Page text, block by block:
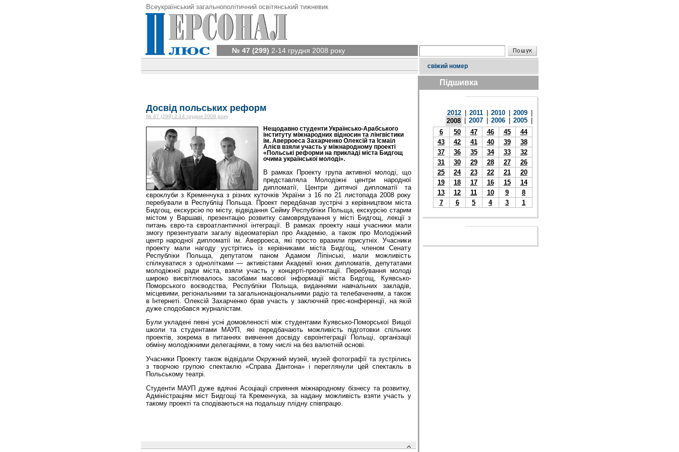
Всеукраїнський загальнополітичний освітянський тижневик
№ 47 (299) 2-14 грудня 2008 року
свіжий номер
Досвід польських реформ
№ 47 (299) 2-14 грудня 2008 року
Нещодавно студенти Українсько-Арабського
інституту міжнародних відносин та лінгвістики
ім. Аверроеса Захарченко Олексій та Ісмаіл
Алієв взяли участь у міжнародному проекті
«Польські реформи на прикладі міста Бидгощ
очима української молоді».
В рамках Проекту група активної молоді, що
представляла Молодіжні центри народної
дипломатії, Центри дитячої дипломатії та
євроклуби з Кременчука з різних куточків України з 16 по 21 листопада 2008 року
перебували в Республіці Польща. Проект передбачав зустрічі з керівництвом міста
Бидгощ, екскурсію по місту, відвідання Сейму Республіки Польща, екскурсію старим
містом у Варшаві, презентацію розвитку самоврядування у місті Бидгощ, лекції з
питань євро-та євроатлантичної інтеграції. В рамках проекту наші учасники мали
змогу презентувати загалу відеоматеріал про Академію, а також про Молодіжний
центр народної дипломатії ім. Аверроеса, які просто вразили присутніх. Учасники
проекту мали нагоду уустрітись із керівниками міста Бидгощ, членом Сенату
Республіки Польща, депутатом паном Адамом Ліпінські, мали можливість
спілкуватися з однолітками — активістами Академії юних дипломатів, депутатами
молодіжної ради міста, взяли участь у концерті-презентації. Перебування молоді
широко висвітлювалось засобами масової інформації міста Бидгощ, Куявсько-
Поморського воєводства, Республіки Польща, виданнями навчальних закладів,
місцевими, регіональними та загальнонаціональними радіо та телебаченням, а також
в Інтернеті. Олексій Захарченко брав участь у заключній прес-конференції, на якій
дуже сподобався журналістам.
Були укладені певні усні домовленості між студентами Куявсько-Поморської Вищої
школи та студентами МАУП, які передбачають можливість підготовки спільних
проектів, зокрема в питаннях вивчення досвіду євроінтеграції Польщі, організації
обміну молодіжними делегаціями, в тому числі на без валютній основі.
Учасники Проекту також відвідали Окружний музей, музей фотографії та зустрілись
з творчою групою спектаклю «Справа Дантона» і переглянули цей спектакль в
Польському театрі.
Студенти МАУП дуже вдячні Асоціації сприяння міжнародному бізнесу та розвитку,
Адміністраціям міст Бидгощі та Кременчука, за надану можливість взяти участь у
такому проекті та сподіваються на подальшу плідну співпрацю.
Підшивка
2012 2011 2010 2009
2008
2007 2006 2005
6
50 47 46 45
44
43
42 41 40 39
38
37
36 35 34 33
32
31
30 29 28 27
26
25
24 23 22 21
20
19
18 17 16 15
14
13
12 11 10 9
8
7
6 5 4 3 1